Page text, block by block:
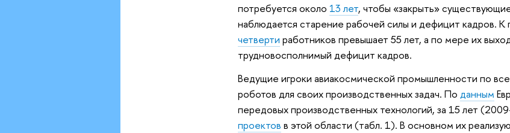
потребуется около13 лет, чтобы «закрыть»
наблюдается старение рабочей силы и дефицит кадров.
четверти работников превышает 55 лет, а по мере их
трудновосполнимый дефицит кадров.
Ведущие игроки авиакосмической промышленности по
роботов для своих производственных задач. Поданным
передовых производственных технологий, за 15 лет
проектов в этой области (табл. 1). В основном их